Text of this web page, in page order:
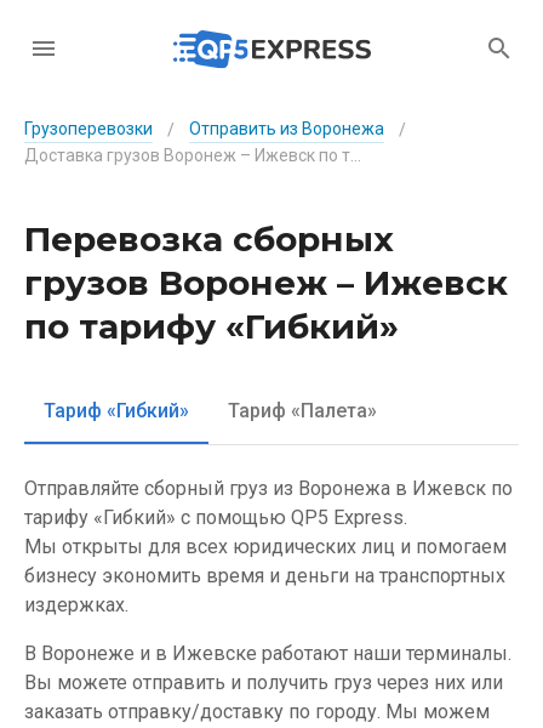
Грузоперевозки / Отправить из Воронежа
/
Перевозка сборных
грузов Воронеж – Ижевск
по тарифу «Гибкий»
Тариф «Гибкий» Тариф «Палета»
Отправляйте сборный груз из Воронежа в Ижевск по
тарифу «Гибкий» с помощью QP5 Express.
Мы открыты для всех юридических лиц и помогаем
бизнесу экономить время и деньги на транспортных
издержках.
В Воронеже и в Ижевске работают наши терминалы.
Вы можете отправить и получить груз через них или
заказать отправку/доставку по городу. Мы можем